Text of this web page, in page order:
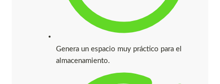
Genera un espacio muy práctico para el
almacenamiento.